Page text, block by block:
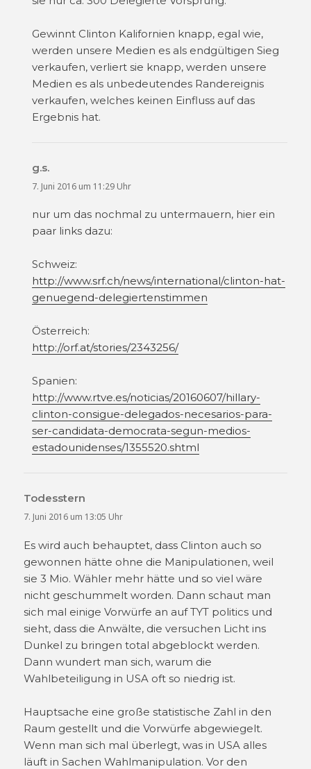
Gewinnt Clinton Kalifornien knapp, egal wie,
werden unsere Medien es als endgültigen Sieg
verkaufen, verliert sie knapp, werden unsere
Medien es als unbedeutendes Randereignis
verkaufen, welches keinen Einfluss auf das
Ergebnis hat.
g.s.
7. Juni 2016 um 11:29 Uhr
nur um das nochmal zu untermauern, hier ein
paar links dazu:
Schweiz:
http://www.srf.ch/news/international/clinton-hat-
genuegend-delegiertenstimmen
Österreich:
http://orf.at/stories/2343256/
Spanien:
http://www.rtve.es/noticias/20160607/hillary-
clinton-consigue-delegados-necesarios-para-
ser-candidata-democrata-segun-medios-
estadounidenses/1355520.shtml
Todesstern
7. Juni 2016 um 13:05 Uhr
Es wird auch behauptet, dass Clinton auch so
gewonnen hätte ohne die Manipulationen, weil
sie 3 Mio. Wähler mehr hätte und so viel wäre
nicht geschummelt worden. Dann schaut man
sich mal einige Vorwürfe an auf TYT politics und
sieht, dass die Anwälte, die versuchen Licht ins
Dunkel zu bringen total abgeblockt werden.
Dann wundert man sich, warum die
Wahlbeteiligung in USA oft so niedrig ist.
Hauptsache eine große statistische Zahl in den
Raum gestellt und die Vorwürfe abgewiegelt.
Wenn man sich mal überlegt, was in USA alles
läuft in Sachen Wahlmanipulation. Vor den